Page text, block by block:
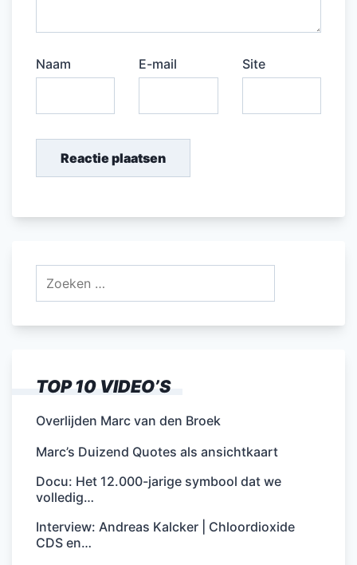
Naam E-mail Site
Zoeken
TOP 10 VIDEO’S
Overlijden Marc van den Broek
Marc’s Duizend Quotes als ansichtkaart
Docu: Het 12.000-jarige symbool dat we
volledig…
Interview: Andreas Kalcker | Chloordioxide
CDS en…